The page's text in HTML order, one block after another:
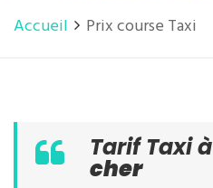
Accueil Prix course Taxi
Tarif Taxi à
cher